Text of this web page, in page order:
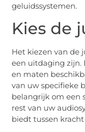
geluidssystemen.
Kies de
Het kiezen van de
een uitdaging zijn.
en maten
van uw specifieke
belangrijk om een
rest van uw
biedt tussen